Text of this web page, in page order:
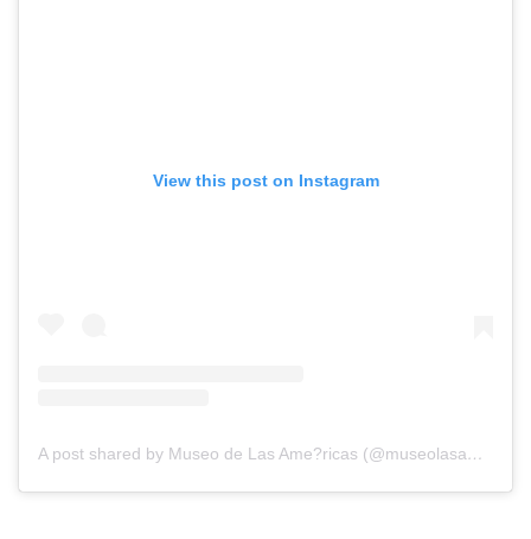
View this post on Instagram
A post shared by Museo de Las Ame?ricas (@museolasamericaspr)